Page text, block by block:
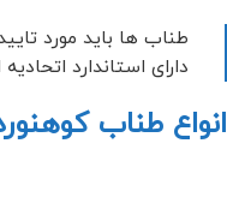
طناب ها باید مورد
دارای استاندارد
انواع طناب